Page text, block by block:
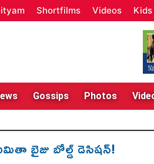
Shortfilms Videos Kids
Gossips Photos
బైజు బోల్డ్ డెసిషన్!